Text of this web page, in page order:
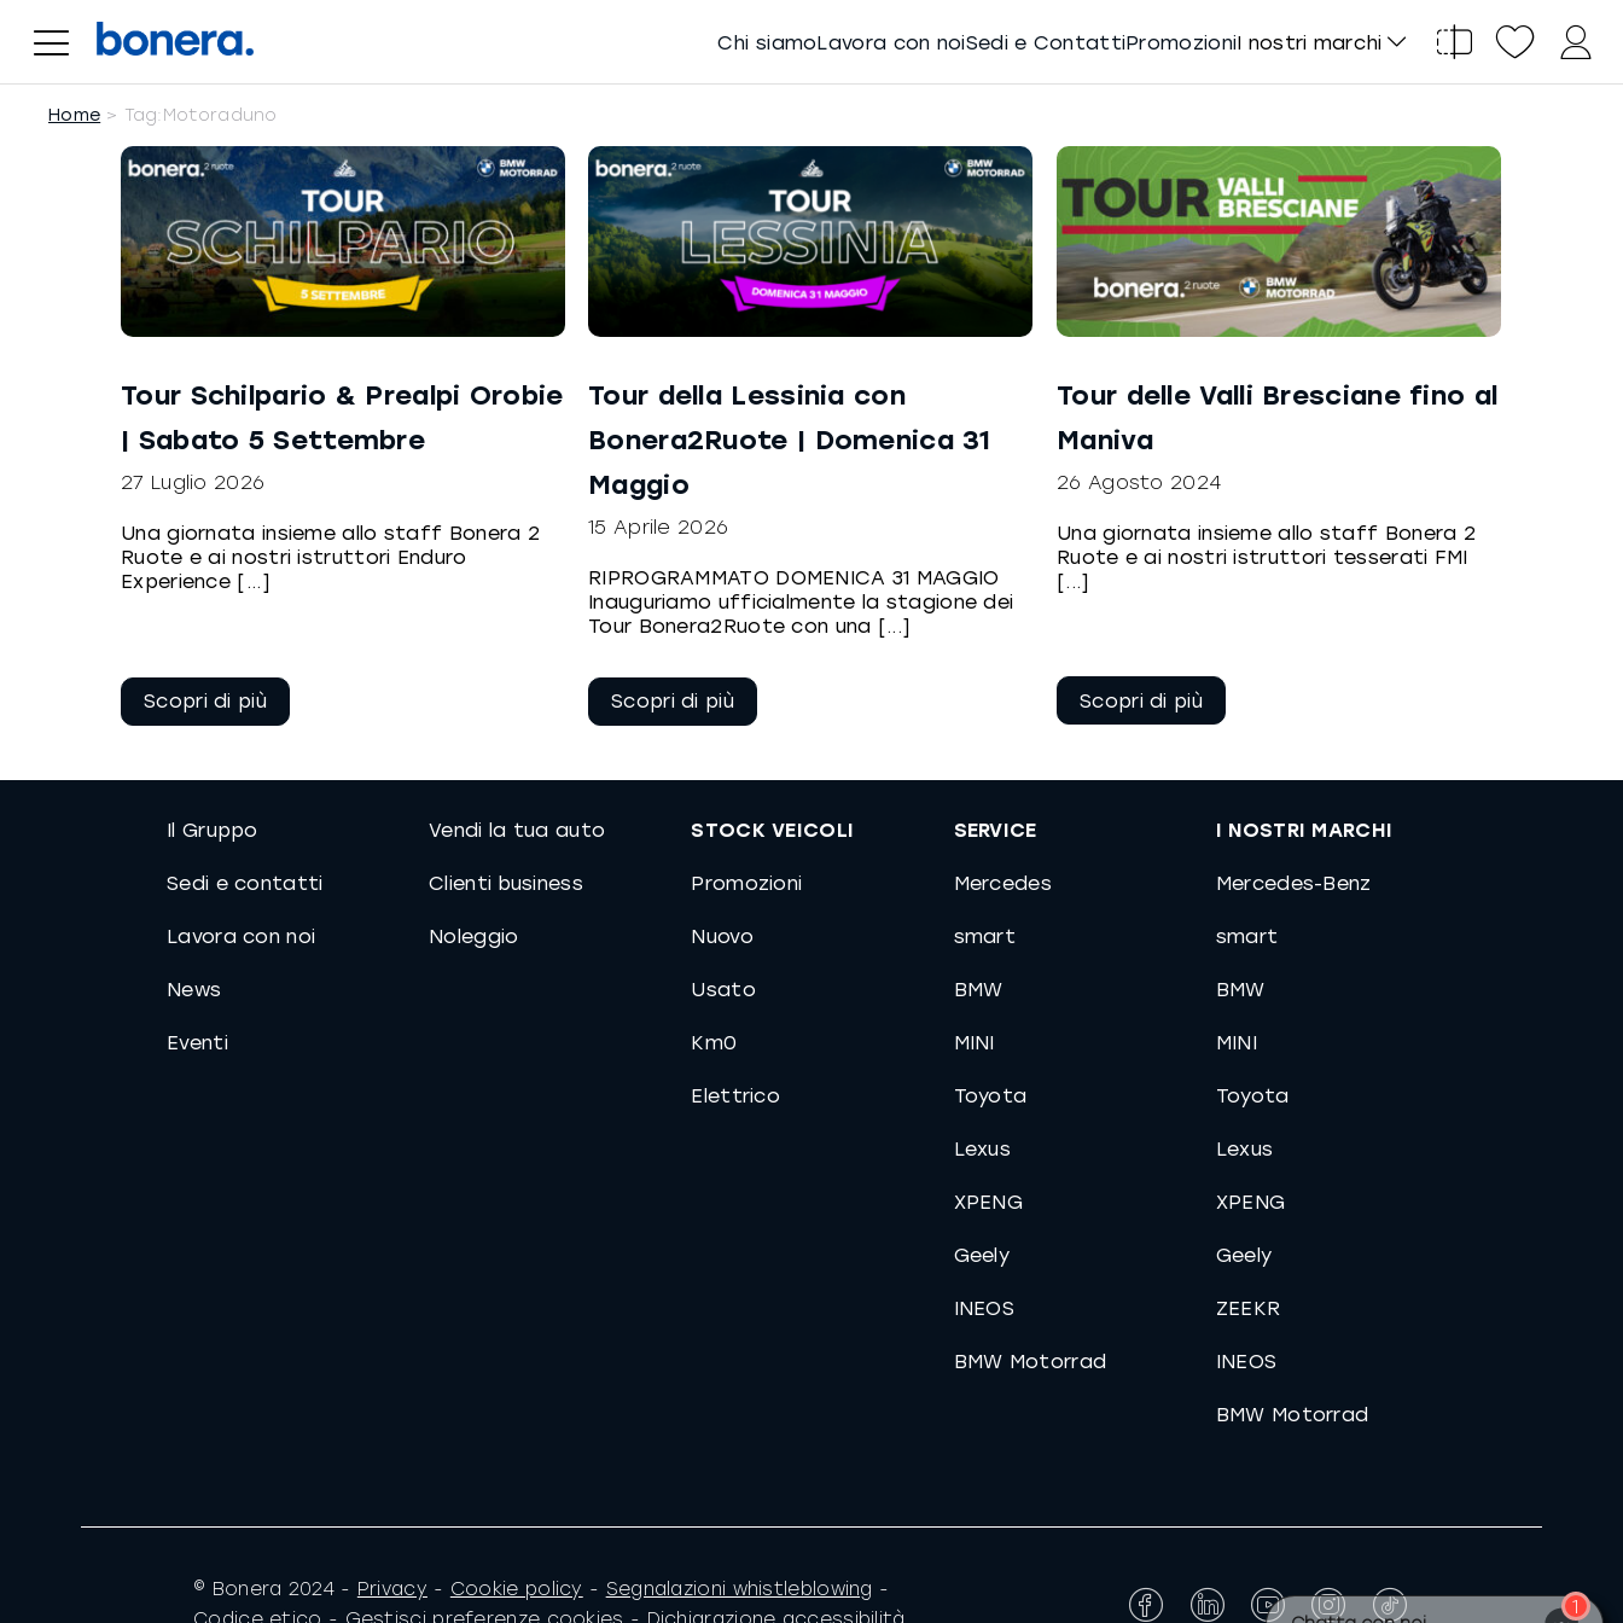
contenuto
Chi siamoLavora con noiSedi e ContattiPromozioniI nostri marchi
Home Tag: Motoraduno
Tour Schilpario & Prealpi Orobie
| Sabato 5 Settembre
27 Luglio 2026
Una giornata insieme allo staff Bonera 2
Ruote e ai nostri istruttori Enduro
Experience [...]
Continua a
leggere
Tour della Lessinia con
Bonera2Ruote | Domenica 31
Maggio
15 Aprile 2026
RIPROGRAMMATO DOMENICA 31 MAGGIO
Inauguriamo ufficialmente la stagione dei
Tour Bonera2Ruote con una [...]
Continua a
leggere
Tour delle Valli Bresciane fino al
Maniva
26 Agosto 2024
Una giornata insieme allo staff Bonera 2
Ruote e ai nostri istruttori tesserati FMI
[...]
Continua a
leggere
Il Gruppo
Sedi e contatti
Lavora con noi
News
Eventi
Vendi la tua auto
Clienti business
Noleggio
STOCK VEICOLI
Promozioni
Nuovo
Usato
Km0
Elettrico
SERVICE
Mercedes
smart
BMW
MINI
Toyota
Lexus
XPENG
Geely
INEOS
BMW Motorrad
I NOSTRI MARCHI
Mercedes-Benz
smart
BMW
MINI
Toyota
Lexus
XPENG
Geely
ZEEKR
INEOS
BMW Motorrad
© Bonera 2024 - Privacy - Cookie policy - Segnalazioni whistleblowing -
Facebook
LinkedIn
YouTube
Instagram
Tiktok 1